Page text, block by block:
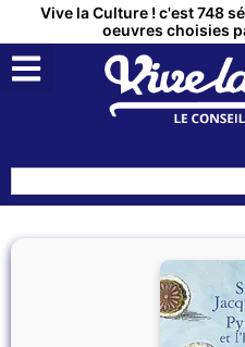
Vive la Culture ! c'est 748
oeuvres choisies